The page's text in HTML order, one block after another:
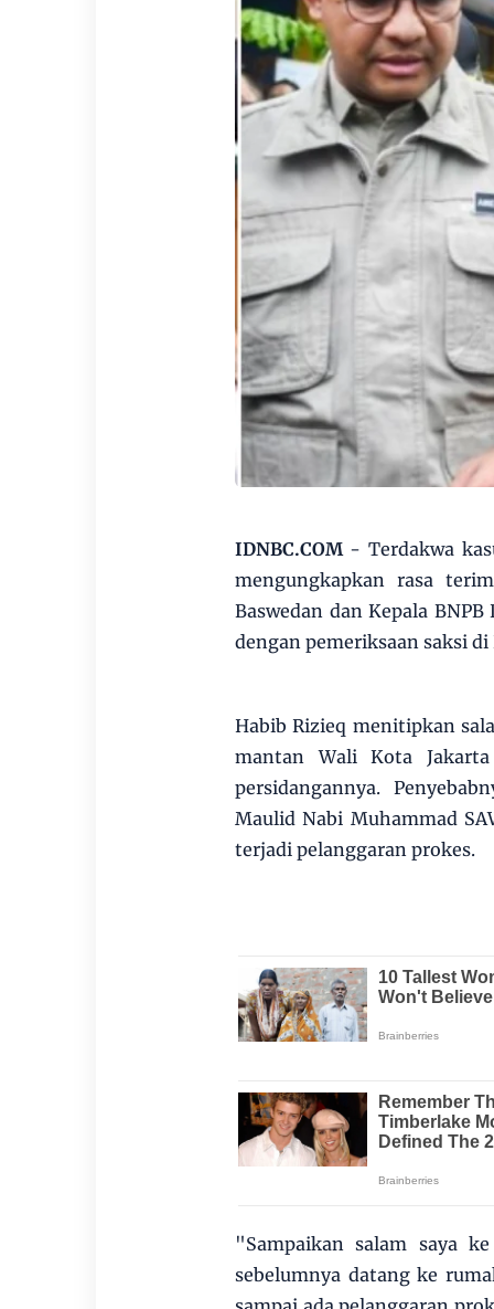
IDNBC.COM- Terdakwa
mengungkapkan rasa
Baswedan dan Kepala
dengan pemeriksaan saksi
Habib Rizieq menitipkan
mantan Wali Kota
persidangannya.
Maulid Nabi Muhammad
terjadi pelanggaran prokes.
"Sampaikan salam saya
sebelumnya datang ke